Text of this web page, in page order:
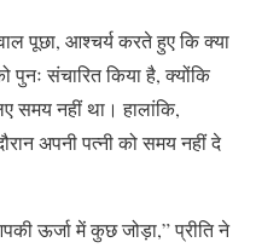
पूछा, आश्चर्य करते हुए कि क्या
संचारित किया है, क्योंकि
समय नहीं था। हालांकि,
अपनी पत्नी को समय नहीं दे
ऊर्जा में कुछ जोड़ा,” प्रीति ने